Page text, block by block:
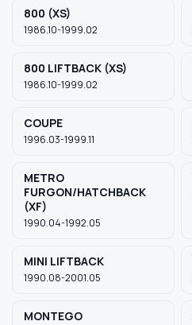
800 (XS)
1986.10-1999.02
800 LIFTBACK (XS)
1986.10-1999.02
COUPE
1996.03-1999.11
METRO
FURGON/HATCHBACK
(XF)
1990.04-1992.05
MINI LIFTBACK
1990.08-2001.05
MONTEGO